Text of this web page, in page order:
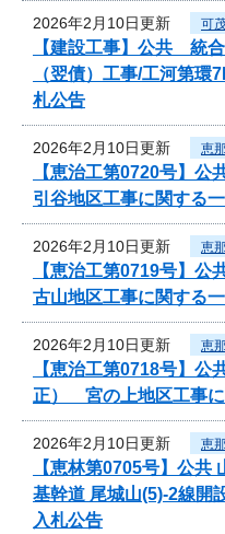
2026年2月10日更新 可
【建設工事】公共 統
（翌債）工事/工河第環
札公告
2026年2月10日更新 恵
【恵治工第0720号】
引谷地区工事に関する
2026年2月10日更新 恵
【恵治工第0719号】
古山地区工事に関する
2026年2月10日更新 恵
【恵治工第0718号】
正） 宮の上地区工事
2026年2月10日更新 恵
【恵林第0705号】公共
基幹道 尾城山(5)-2線開
入札公告